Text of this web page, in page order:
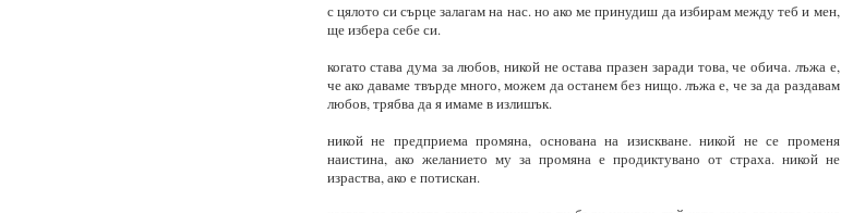
с цялото си сърце залагам на нас. но ако ме принудиш да избирам между теб и мен,
ще избера себе си.
когато става дума за любов, никой не остава празен заради това, че обича. лъжа е,
че ако даваме твърде много, можем да останем без нищо. лъжа е, че за да раздавам
любов, трябва да я имаме в излишък.
никой не предприема промяна, основана на изискване. никой не се променя
наистина, ако желанието му за промяна е продиктувано от страха. никой не
израства, ако е потискан.